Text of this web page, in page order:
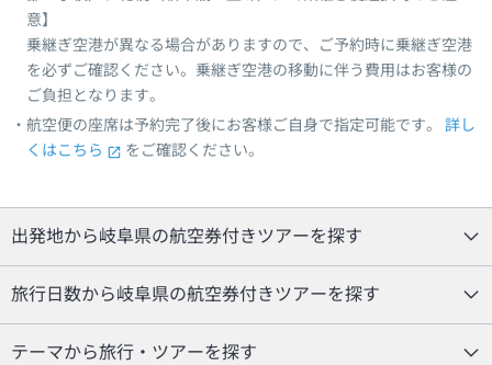
意】
乗継ぎ空港が異なる場合がありますので、ご予約時に乗継ぎ空港
を必ずご確認ください。乗継ぎ空港の移動に伴う費用はお客様の
ご負担となります。
航空便の座席は予約完了後にお客様ご自身で指定可能です。
詳し
くはこちら
をご確認ください。
出発地から岐阜県の航空券付きツアーを探す
旅行日数から岐阜県の航空券付きツアーを探す
テーマから旅行・ツアーを探す